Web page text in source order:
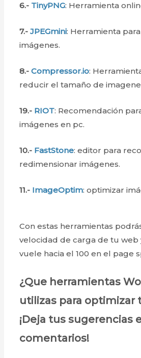
6.- TinyPNG: Herramienta
7.-JPEGmini: Herramienta
imágenes.
8.-Compressor.io:
reducir el tamaño de
19.- RIOT: Recomendación
imágenes en pc.
10.- FastStone: editor para
redimensionar imágenes.
11.- ImageOptim: optimizar
Con estas herramientas
velocidad de carga de tu web
vuele hacia el 100 en el page
¿Que herramientas
utilizas para optimizar
¡Deja tus sugerencias
comentarios!